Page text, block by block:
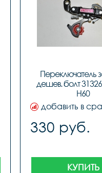
Переключатель
дешев. болт
H60
добавить в
330 руб.
КУПИТЬ